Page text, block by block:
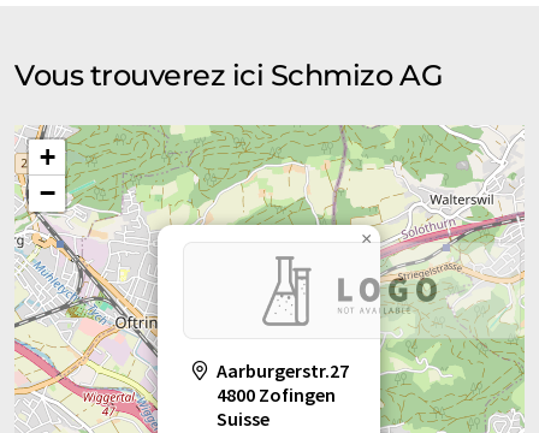
Vous trouverez ici Schmizo AG
Aarburgerstr.27
4800 Zofingen
Suisse
×
+
−